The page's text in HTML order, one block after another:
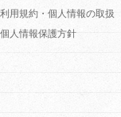
利用規約・個人情報の取扱
個人情報保護方針